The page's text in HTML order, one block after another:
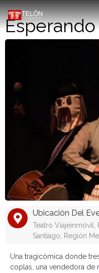
Ubicación Del
Teatro Viajeinmóvil,
Santiago, Región
Una tragicómica donde
coplas, una vendedora de